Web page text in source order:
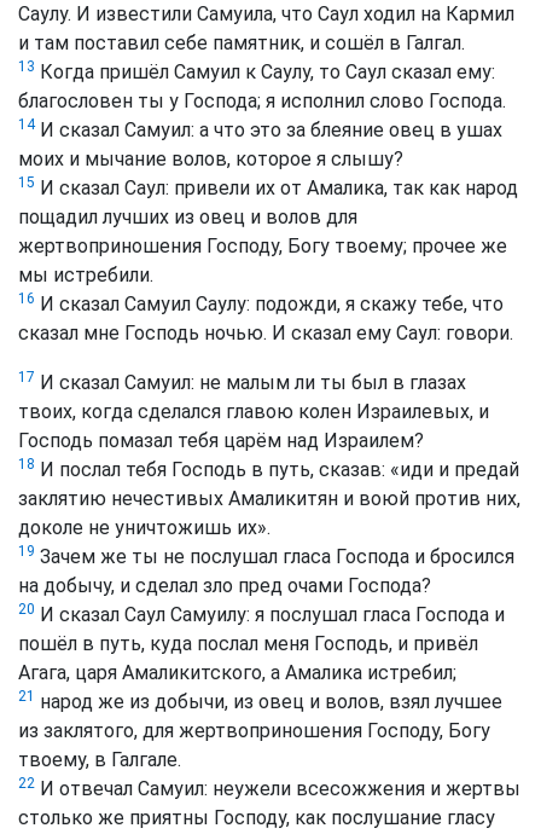
Саулу. И известили Самуила, что Саул ходил на Кармил
и там поставил себе памятник, и сошёл в Галгал.
13 Когда пришёл Самуил к Саулу, то Саул сказал ему:
благословен ты у Господа; я исполнил слово Господа.
14И сказал Самуил: а что это за блеяние овец в ушах
моих и мычание волов, которое я слышу?
15 И сказал Саул: привели их от Амалика, так как народ
пощадил лучших из овец и волов для
жертвоприношения Господу, Богу твоему; прочее же
мы истребили.
16 И сказал Самуил Саулу: подожди, я скажу тебе, что
сказал мне Господь ночью. И сказал ему Саул: говори.
17 И сказал Самуил: не малым ли ты был в глазах
твоих, когда сделался главою колен Израилевых, и
Господь помазал тебя царём над Израилем?
18 И послал тебя Господь в путь, сказав: «иди и предай
заклятию нечестивых Амаликитян и воюй против них,
доколе не уничтожишь их».
19 Зачем же ты не послушал гласа Господа и бросился
на добычу, и сделал зло пред очами Господа?
20 И сказал Саул Самуилу: я послушал гласа Господа и
пошёл в путь, куда послал меня Господь, и привёл
Агага, царя Амаликитского, а Амалика истребил;
21 народ же из добычи, из овец и волов, взял лучшее
из заклятого, для жертвоприношения Господу, Богу
твоему, в Галгале.
22 И отвечал Самуил: неужели всесожжения и жертвы
столько же приятны Господу, как послушание гласу